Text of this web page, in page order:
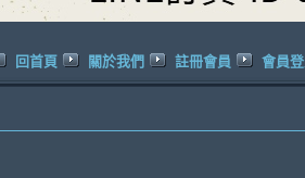
回首頁 關於我們 註冊會員 會員